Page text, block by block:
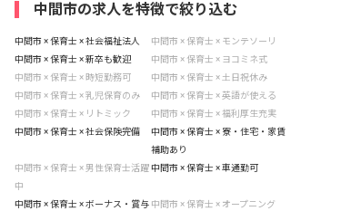
中間市の求人を特徴で絞り込む
中間市 × 保育士 × 社会福祉法人
中間市 × 保育士 × モンテソーリ
中間市 × 保育士 × 新卒も歓迎
中間市 × 保育士 × ヨコミネ式
中間市 × 保育士 × 時短勤務可
中間市 × 保育士 × 土日祝休み
中間市 × 保育士 × 乳児保育のみ
中間市 × 保育士 × 英語が使える
中間市 × 保育士 × リトミック
中間市 × 保育士 × 福利厚生充実
中間市 × 保育士 × 社会保険完備
中間市 × 保育士 × 寮・住宅・家賃
補助あり
中間市 × 保育士 × 男性保育士活躍
中
中間市 × 保育士 × 車通勤可
中間市 × 保育士 × ボーナス・賞与 中間市 × 保育士 × オープニング